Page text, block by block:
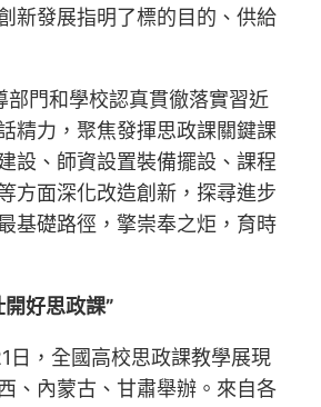
新發展指明了標的目的、供給
部門和學校認真貫徹落實習近
精力，聚焦發揮思政課關鍵課
設、師資設置裝備擺設、課程
方面深化改造創新，探尋進步
基礎路徑，擎崇奉之炬，育時
好思政課”
日，全國高校思政課教學展現
、內蒙古、甘肅舉辦。來自各